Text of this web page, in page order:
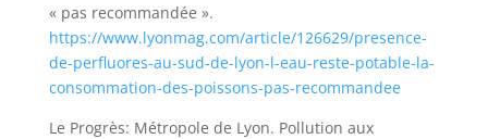
« pas recommandée ».
https://www.lyonmag.com/article/126629/presence-
de-perfluores-au-sud-de-lyon-l-eau-reste-potable-la-
consommation-des-poissons-pas-recommandee
Le Progrès: Métropole de Lyon. Pollution aux